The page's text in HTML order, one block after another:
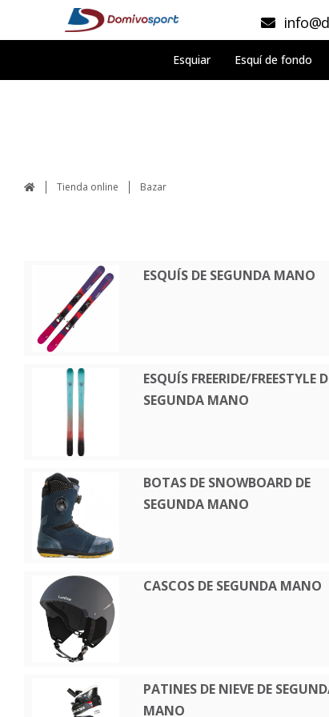
Esquiar Esquí de fondo
Tienda online Bazar
ESQUÍS DE SEGUNDA MANO
ESQUÍS FREERIDE/FREESTYLE
SEGUNDA MANO
BOTAS DE SNOWBOARD DE
SEGUNDA MANO
CASCOS DE SEGUNDA MANO
PATINES DE NIEVE DE
MANO